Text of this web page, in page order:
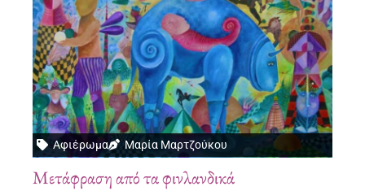
Αφιέρωμα Μαρία Μαρτζούκου
Μετάφραση από τα φινλανδικά